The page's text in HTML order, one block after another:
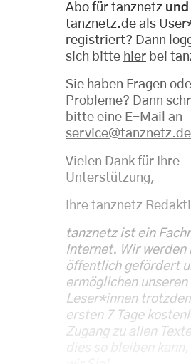
Abo für tanznetz und
tanznetz.de als
registriert? Dann
sich bitte hier bei
Sie haben Fragen
Probleme? Dann
bitte eine E-Mail an
service@tanznetz.de
Vielen Dank für Ihre
Unterstützung,
Ihre tanznetz
tanznetz ist ein
Internet. Wir werden
öffentlich gefördert
ermöglichen unseren
Leser*innen
ersten 7 Tage
Zugang zu allen